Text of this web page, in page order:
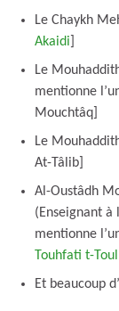
Le Chaykh
Akaidi
Le
mentionne
Mouchtâq]
Le
At-Tâlib]
Al-Oustâdh
(Enseignant à
mentionne
Touhfati t-
Et beaucoup